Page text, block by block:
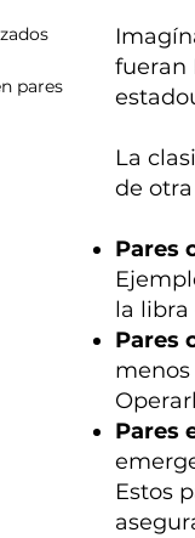
fueran
La
de
Pares
la libra
Pares
menos
Pares
Estos
pares